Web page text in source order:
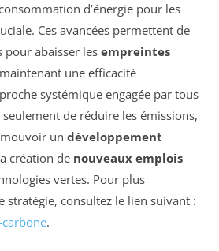
d’énergie pour les
Ces avancées permettent de
pour abaisser les empreintes
une efficacité
systémique engagée par tous
de réduire les émissions,
un développement
création de nouveaux emplois
vertes. Pour plus
stratégie, consultez le lien suivant :
.